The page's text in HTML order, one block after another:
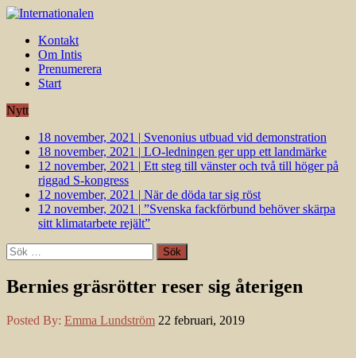
Kontakt
Om Intis
Prenumerera
Start
Nytt
18 november, 2021 | Svenonius utbuad vid demonstration
18 november, 2021 | LO-ledningen ger upp ett landmärke
12 november, 2021 | Ett steg till vänster och två till höger på
riggad S-kongress
12 november, 2021 | När de döda tar sig röst
12 november, 2021 | ”Svenska fackförbund behöver skärpa
sitt klimatarbete rejält”
Sök
efter:
Bernies gräsrötter reser sig återigen
Posted By: Emma Lundström 22 februari, 2019